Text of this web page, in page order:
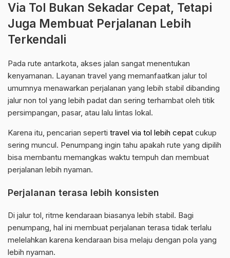
Via Tol Bukan Sekadar Cepat, Tetapi
Juga Membuat Perjalanan Lebih
Terkendali
Pada rute antarkota, akses jalan sangat menentukan
kenyamanan. Layanan travel yang memanfaatkan jalur tol
umumnya menawarkan perjalanan yang lebih stabil dibanding
jalur non tol yang lebih padat dan sering terhambat oleh titik
persimpangan, pasar, atau lalu lintas lokal.
Karena itu, pencarian seperti travel via tol lebih cepat cukup
sering muncul. Penumpang ingin tahu apakah rute yang dipilih
bisa membantu memangkas waktu tempuh dan membuat
perjalanan lebih nyaman.
Perjalanan terasa lebih konsisten
Di jalur tol, ritme kendaraan biasanya lebih stabil. Bagi
penumpang, hal ini membuat perjalanan terasa tidak terlalu
melelahkan karena kendaraan bisa melaju dengan pola yang
lebih nyaman.